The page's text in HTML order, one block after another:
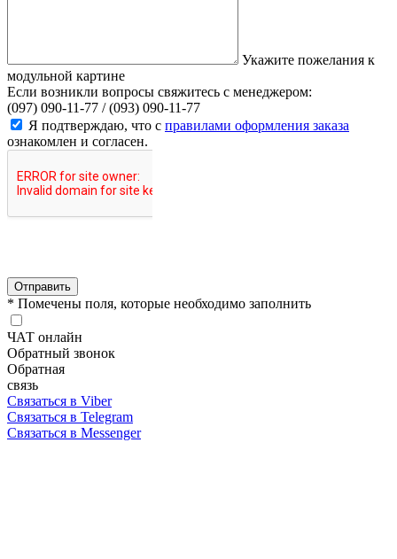
Укажите пожелания к
модульной картине
Если возникли вопросы свяжитесь с менеджером:
(097) 090-11-77 /(093) 090-11-77
Я подтверждаю, что с правилами оформления заказа
ознакомлен и согласен.
Отправить
* Помечены поля, которые необходимо заполнить
ЧАТ онлайн
Обратный звонок
Обратная
связь
Связаться в Viber
Связаться в Telegram
Связаться в Messenger